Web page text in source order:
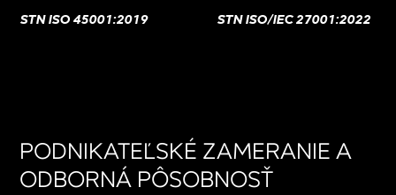
STN ISO 45001:2019 STN ISO/IEC 27001:2022
PODNIKATEĽSKÉ ZAMERANIE A
ODBORNÁ PÔSOBNOSŤ